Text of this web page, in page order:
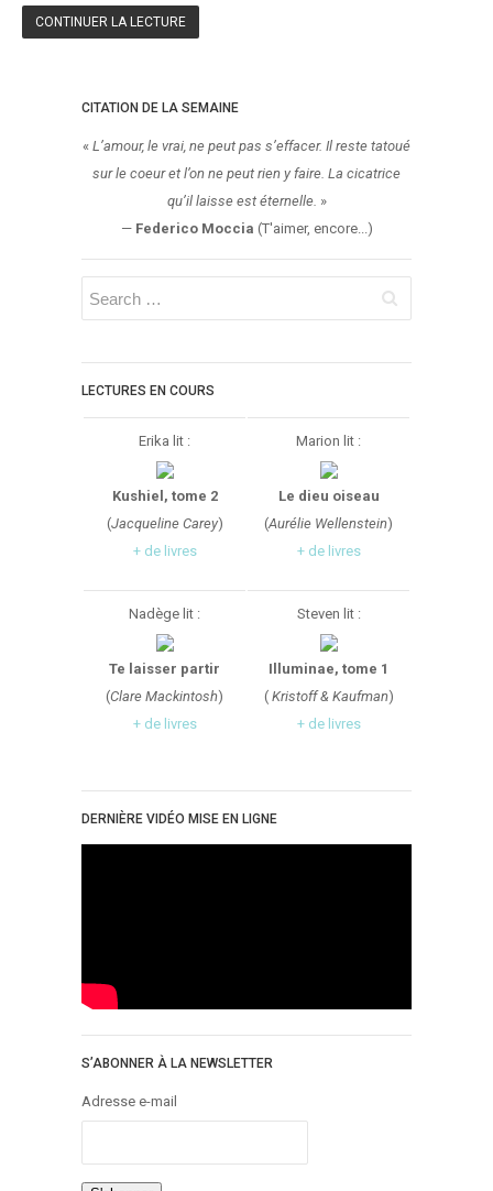
CATÉGORIES
Articles De Marion
Articles De Nadège
Articles De Steven
Bibliothèque De A À Z
C'est Lundi, Que Lisez-Vous ?
Coup De Coeur
Critiques Express
Feel Good
Fraternité
Histoire De Vie
Historique
Humour
CONTINUER LA LECTURE
CITATION DE LA SEMAINE
« L’amour, le vrai, ne peut pas s’effacer. Il reste tatoué
sur le coeur et l’on ne peut rien y faire. La cicatrice
qu’il laisse est éternelle. »
— Federico Moccia (T'aimer, encore...)
LECTURES EN COURS
Erika lit :
Kushiel, tome 2
(Jacqueline Carey)
+ de livres
Marion lit :
Le dieu oiseau
(Aurélie Wellenstein)
+ de livres
Nadège lit :
Te laisser partir
(Clare Mackintosh)
+ de livres
Steven lit :
Illuminae, tome 1
(Kristoff & Kaufman)
+ de livres
DERNIÈRE VIDÉO MISE EN LIGNE
S’ABONNER À LA NEWSLETTER
Adresse e-mail